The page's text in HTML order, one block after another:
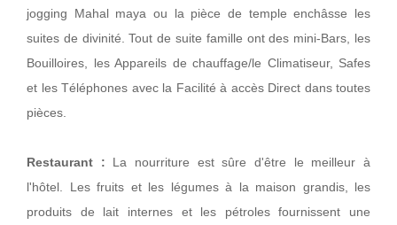
jogging Mahal maya ou la pièce de temple enchâsse les
suites de divinité. Tout de suite famille ont des mini-Bars, les
Bouilloires, les Appareils de chauffage/le Climatiseur, Safes
et les Téléphones avec la Facilité à accès Direct dans toutes
pièces.
Restaurant : La nourriture est sûre d'être le meilleur à
l'hôtel. Les fruits et les légumes à la maison grandis, les
produits de lait internes et les pétroles fournissent une